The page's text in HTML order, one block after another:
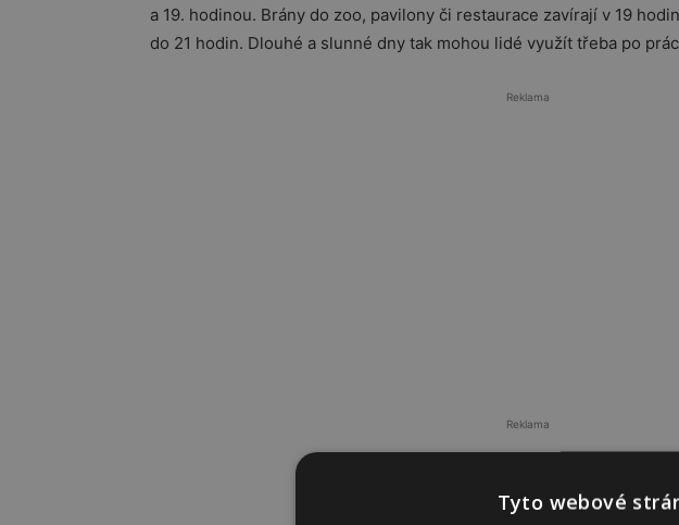
a 19. hodinou. Brány do zoo, pavilony či restaurace zavírají v 19
do 21 hodin. Dlouhé a slunné dny tak mohou lidé využít třeba po
Reklama
Reklama
Tyto webové